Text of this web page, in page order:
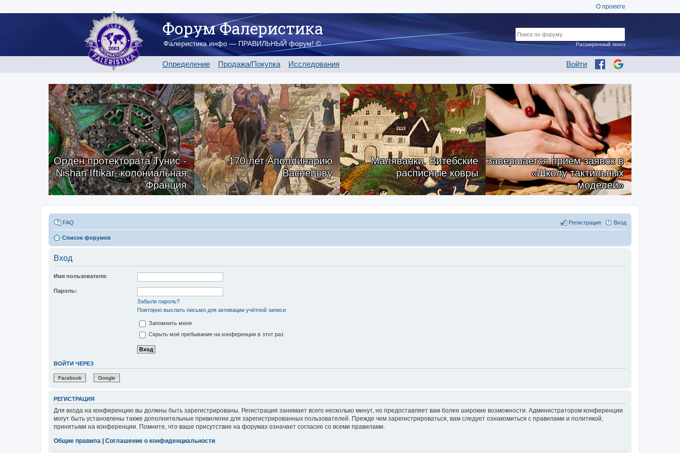
О проекте
Форум Фалеристика
Фалеристика.инфо — ПРАВИЛЬНЫЙ форум! ©
Определение Продажа/Покупка Исследования Войти
Расширенный поиск
Орден протектората Тунис -
Nishan Iftikar, колониальная
Франция
170 лет Аполлинарию
Васнецову
Маляванки. Витебские
расписные ковры
Завершается приём заявок в
«Школу тактильных
моделей»
FAQ Вход
Регистрация
Список форумов
Вход
Имя пользователя:
Пароль:
Забыли пароль?
Повторно выслать письмо для активации учётной записи
Запомнить меня
Скрыть моё пребывание на конференции в этот раз
ВОЙТИ ЧЕРЕЗ
Facebook Google
РЕГИСТРАЦИЯ
Для входа на конференцию вы должны быть зарегистрированы. Регистрация занимает всего несколько минут, но предоставляет вам более широкие возможности. Администратором конференции
могут быть установлены также дополнительные привилегии для зарегистрированных пользователей. Прежде чем зарегистрироваться, вам следует ознакомиться с правилами и политикой,
принятыми на конференции. Помните, что ваше присутствие на форумах означает согласие со всеми правилами.
Общие правила
Соглашение о конфиденциальности